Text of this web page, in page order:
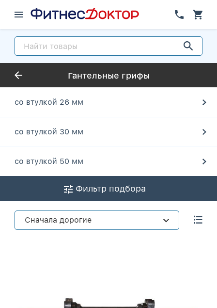
Гантельные грифы
со втулкой 26 мм
со втулкой 30 мм
со втулкой 50 мм
Фильтр подбора
Сначала дорогие